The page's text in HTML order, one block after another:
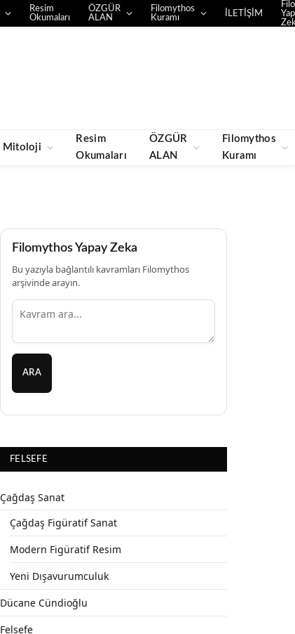
Resim
Okumaları
ÖZGÜR
ALAN
Filomythos
Kuramı
İLETİŞİM
Mitoloji
Resim
Okumaları
ÖZGÜR
ALAN
Filomythos
Kuramı
Filomythos Yapay Zeka
Bu yazıyla bağlantılı kavramları Filomythos
arşivinde arayın.
ARA
FELSEFE
Çağdaş Sanat
Çağdaş Figüratif Sanat
Modern Figüratif Resim
Yeni Dışavurumculuk
Dücane Cündioğlu
Felsefe